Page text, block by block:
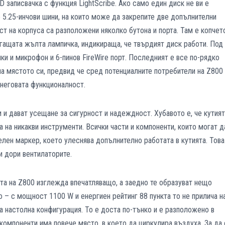
записвачка с функция LightScribe. Ако само един диск не ви е
инчови шини, на които може да закрепите две допълнителни
на корпуса са разположени няколко бутона и порта. Там е
жълта лампичка, индикираща, че твърдият диск работи. Под
и микрофон и 6-пинов FireWire порт. Последният е все по-рядко
мястото си, предвид че сред потенциалните потребители на Z800
функционалност.
дават усещане за сигурност и надеждност. Хубавото е, че
никакви инструменти. Всички части и компоненти, които могат
маркер, което улеснява допълнително работата в кутията. Това
дори вентилаторите.
на Z800 изглежда впечатляващо, а заедно те образуват нещо
с мощност 1100 W и енергиен рейтинг 88 пункта то не прилича
конфигурация. То е доста по-тънко и е разположено в
има повече място, в което да циркулира въздуха. За да